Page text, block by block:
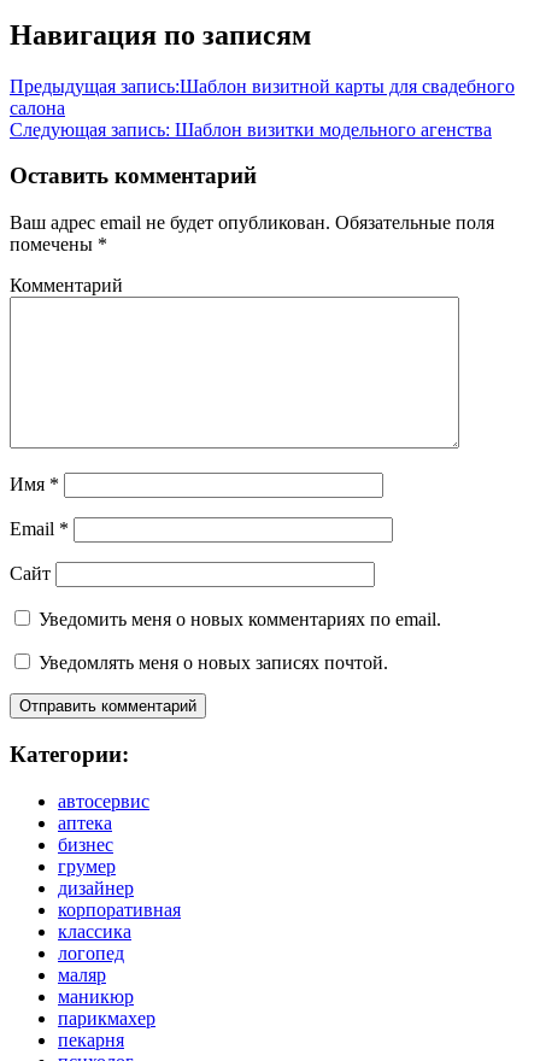
Навигация по записям
Предыдущая запись:Шаблон визитной карты для свадебного
салона
Следующая запись: Шаблон визитки модельного агенства
Оставить комментарий
Ваш адрес email не будет опубликован. Обязательные поля
помечены *
Комментарий
Имя *
Email *
Сайт
Уведомить меня о новых комментариях по email.
Уведомлять меня о новых записях почтой.
Категории:
автосервис
аптека
бизнес
грумер
дизайнер
корпоративная
классика
логопед
маляр
маникюр
парикмахер
пекарня